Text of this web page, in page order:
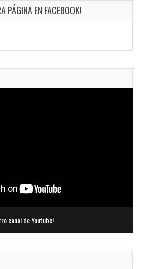
PÁGINA EN FACEBOOK!
canal de Youtube!